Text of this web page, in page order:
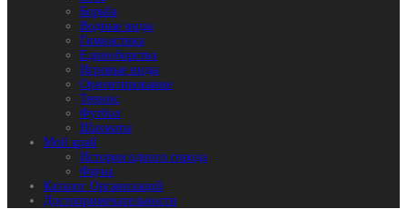
Борьба
Водные виды
Гимнастика
Единоборства
Игровые виды
Ориентирование
Теннис
Футбол
Шахматы
Мой край
История одного города
Фауна
Каталог Организаций
Достопримечательности